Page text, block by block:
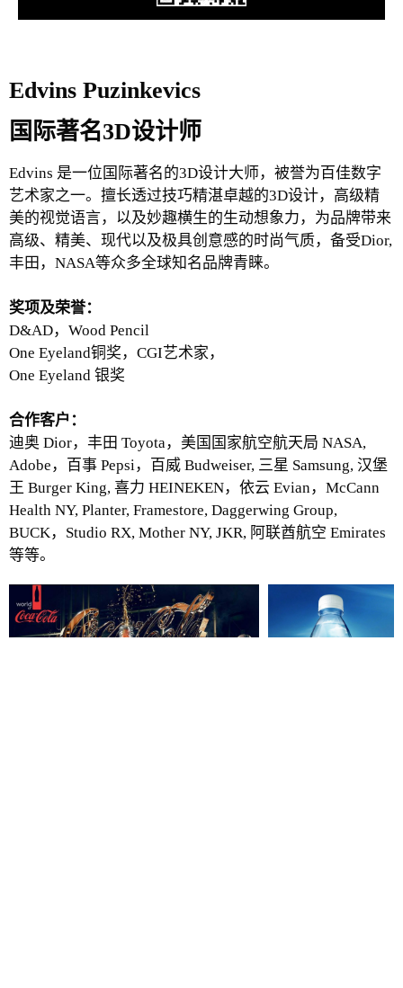
Edvins Puzinkevics
国际著名3D设计师
Edvins 是一位国际著名的3D设计大师，被誉为百佳数字
艺术家之一。擅长透过技巧精湛卓越的3D设计，高级精
美的视觉语言，以及妙趣横生的生动想象力，为品牌带来
高级、精美、现代以及极具创意感的时尚气质，备受Dior,
丰田，NASA等众多全球知名品牌青睐。
奖项及荣誉：
D&AD，Wood Pencil
One Eyeland铜奖，CGI艺术家，
One Eyeland 银奖
合作客户：
迪奥 Dior，丰田 Toyota，美国国家航空航天局 NASA,
Adobe，百事 Pepsi，百威 Budweiser, 三星 Samsung, 汉堡
王 Burger King, 喜力 HEINEKEN，依云 Evian，McCann
Health NY, Planter, Framestore, Daggerwing Group,
BUCK，Studio RX, Mother NY, JKR, 阿联酋航空 Emirates
等等。